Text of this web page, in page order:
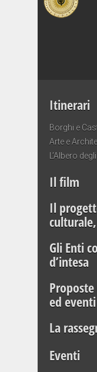
Itinerari
Borghi e
Arte e
L’Albero
Il film
Il
Gli Enti
d’intesa
ed eventi
La
Eventi